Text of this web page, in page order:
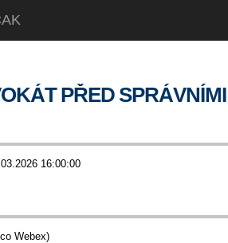
PŘED
16:00:00
Webex)